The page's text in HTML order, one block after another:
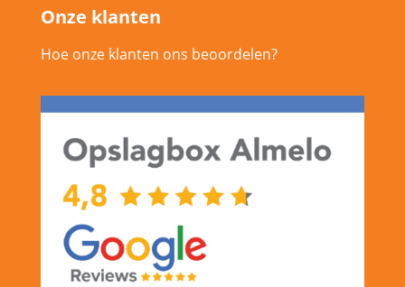
Onze klanten
Hoe onze klanten ons beoordelen?